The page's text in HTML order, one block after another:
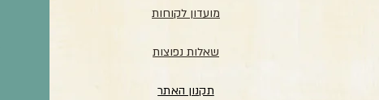
מועדון לקוחות
שאלות נפוצות
תקנון האתר